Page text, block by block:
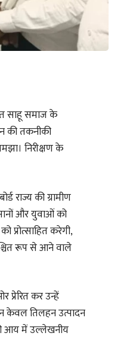
साहू समाज के
की तकनीकी
निरीक्षण के
राज्य की ग्रामीण
और युवाओं को
करेगी,
रूप से आने वाले
प्रेरित कर उन्हें
केवल तिलहन उत्पादन
आय में उल्लेखनीय